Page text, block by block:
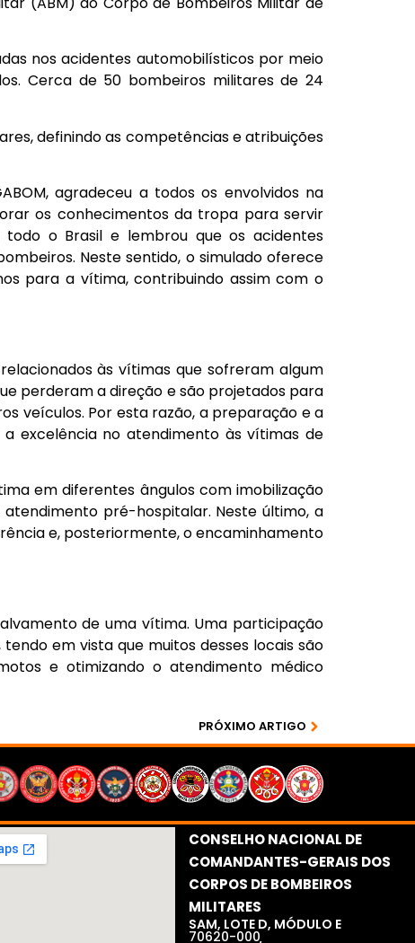
nos acidentes automobilísticos por meio
Cerca de 50 bombeiros militares de 24
definindo as competências e atribuições
agradeceu a todos os envolvidos na
os conhecimentos da tropa para servir
o Brasil e lembrou que os acidentes
Neste sentido, o simulado oferece
para a vítima, contribuindo assim com o
às vítimas que sofreram algum
perderam a direção e são projetados para
veículos. Por esta razão, a preparação e a
excelência no atendimento às vítimas de
em diferentes ângulos com imobilização
pré-hospitalar. Neste último, a
e, posteriormente, o encaminhamento
de uma vítima. Uma participação
em vista que muitos desses locais são
e otimizando o atendimento médico
PRÓXIMO ARTIGO
CONSELHO NACIONAL DE
COMANDANTES-GERAIS DOS
CORPOS DE BOMBEIROS
MILITARES​
SAM, LOTE D, MÓDULO E
70620-000